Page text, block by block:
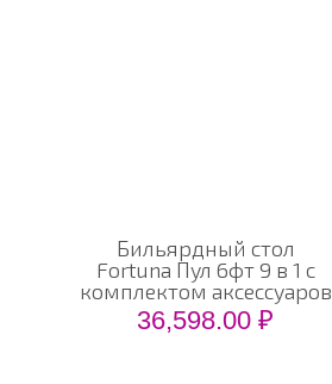
Бильярдный стол
Fortuna Пул 6фт 9 в 1 с
комплектом аксессуаров
36,598.00₽